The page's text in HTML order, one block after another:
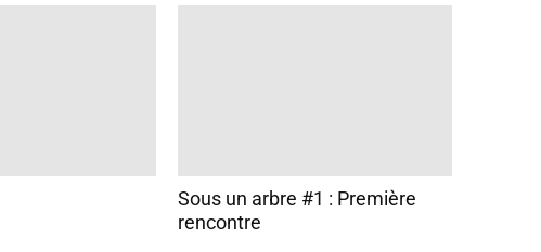
Sous un arbre #1 : Première
rencontre